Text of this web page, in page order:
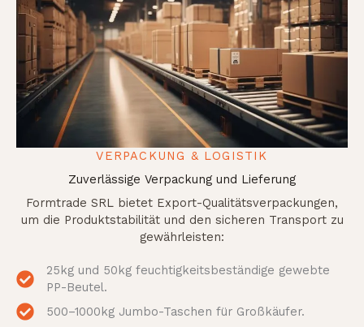
VERPACKUNG & LOGISTIK
Zuverlässige Verpackung und Lieferung
Formtrade SRL bietet Export-Qualitätsverpackungen,
um die Produktstabilität und den sicheren Transport zu
gewährleisten:
25kg und 50kg feuchtigkeitsbeständige gewebte
PP-Beutel.
500–1000kg Jumbo-Taschen für Großkäufer.